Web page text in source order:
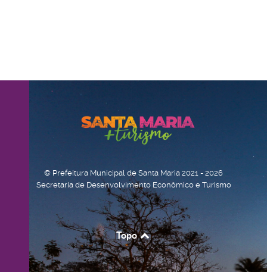
© Prefeitura Municipal de Santa Maria 2021 - 2026
Secretaria de Desenvolvimento Econômico e Turismo
Topo